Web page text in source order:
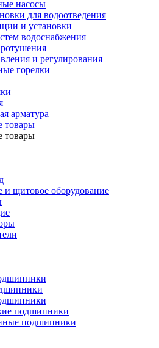
насосы
для водоотведения
и установки
водоснабжения
и регулирования
горелки
арматура
товары
товары
и щитовое оборудование
подшипники
подшипники